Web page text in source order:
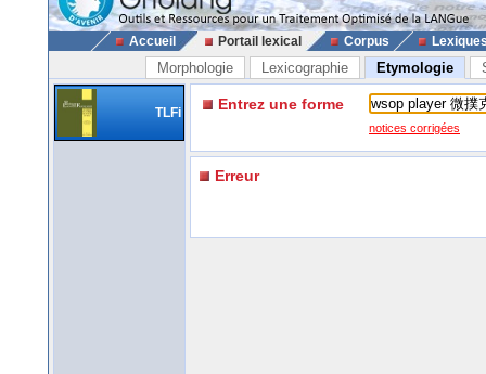
Accueil Portail lexical Corpus
Morphologie Lexicographie Etymologie
TLFi Entrez une forme
notices corrigées
Erreur